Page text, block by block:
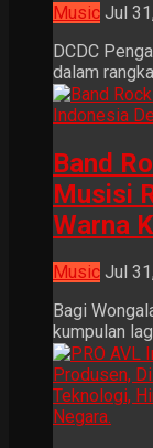
Music Jul
DCDC
dalam rangka...
Band
Musisi
Warna
Music Jul
Bagi
kumpulan